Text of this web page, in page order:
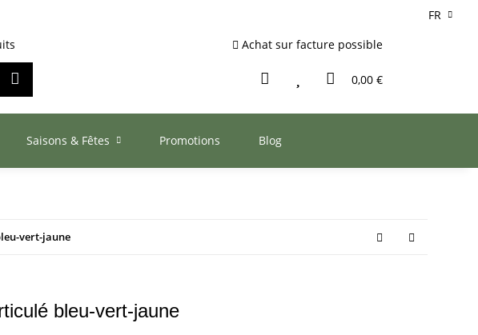
FR
Achat sur facture possible
0,00 €
Saisons & Fêtes Promotions Blog
vert-jaune
bleu-vert-jaune